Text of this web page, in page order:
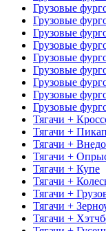
Грузовые
Грузовые
Грузовые
Грузовые
Грузовые
Грузовые
Грузовые
Грузовые
Грузовые
Тягачи +
Тягачи + Пикап
Тягачи +
Тягачи +
Тягачи + Купе
Тягачи +
Тягачи +
Тягачи +
Тягачи +